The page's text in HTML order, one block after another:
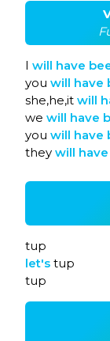
I will have
you will have
she,he,it will
we will have
you will have
they will have
tup
let's tup
tup